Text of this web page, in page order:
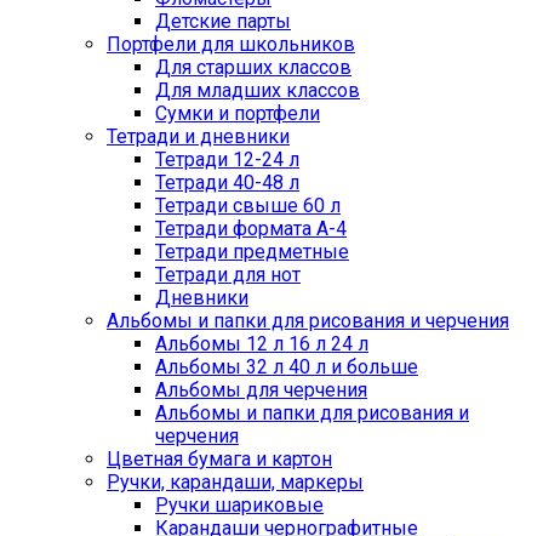
Детские парты
Портфели для школьников
Для старших классов
Для младших классов
Сумки и портфели
Тетради и дневники
Тетради 12-24 л
Тетради 40-48 л
Тетради свыше 60 л
Тетради формата А-4
Тетради предметные
Тетради для нот
Дневники
Альбомы и папки для рисования и черчения
Альбомы 12 л 16 л 24 л
Альбомы 32 л 40 л и больше
Альбомы для черчения
Альбомы и папки для рисования и
черчения
Цветная бумага и картон
Ручки, карандаши, маркеры
Ручки шариковые
Карандаши чернографитные